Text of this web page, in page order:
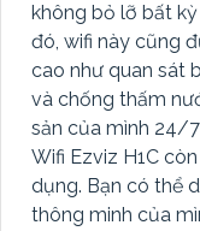
không bỏ lỡ bất
đó, wifi này cũng
cao như quan sát
và chống thấm
sản của mình 24/7
Wifi Ezviz H1C
dụng. Bạn có thể
thông minh của